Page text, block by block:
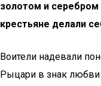
золотом и
крестьяне делали
Воители надевали
Рыцари в знак